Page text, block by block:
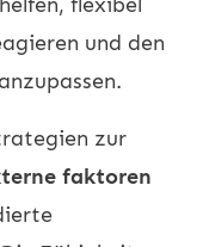
und den
zur
faktoren